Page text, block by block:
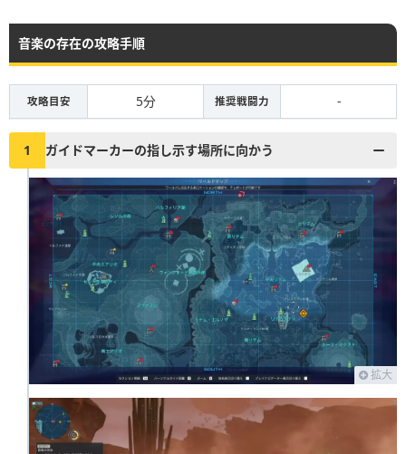
音楽の存在の攻略手順
攻略目安 5分 推奨戦闘力 -
1 ガイドマーカーの指し示す場所に向かう
拡大